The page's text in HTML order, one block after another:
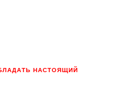
НАСТОЯЩИЙ